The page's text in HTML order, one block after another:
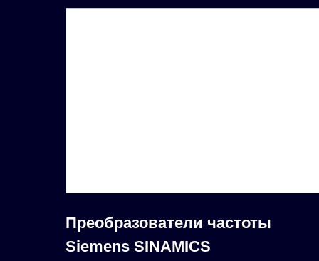
Преобразователи частоты
Siemens SINAMICS